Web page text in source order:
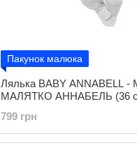
Пакунок малюка
Лялька BABY ANNABELL
МАЛЯТКО АННАБЕЛЬ (36
799 грн